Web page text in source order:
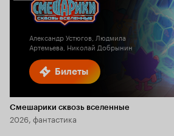
Билеты
Кинопоиска
Александр Устюгов, Людмила
Артемьева, Николай Добрынин
Смешарики сквозь вселенные
2026, фантастика